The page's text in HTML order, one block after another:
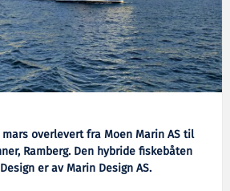
overlevert fra Moen Marin AS til
Ramberg. Den hybride fiskebåten
er av Marin Design AS.